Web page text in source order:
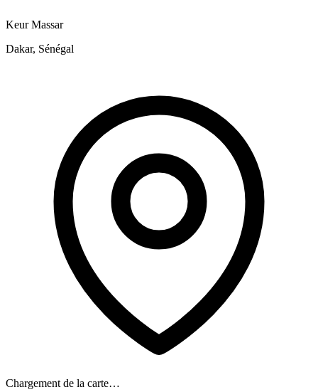
Keur Massar
Dakar, Sénégal
Chargement de la carte…